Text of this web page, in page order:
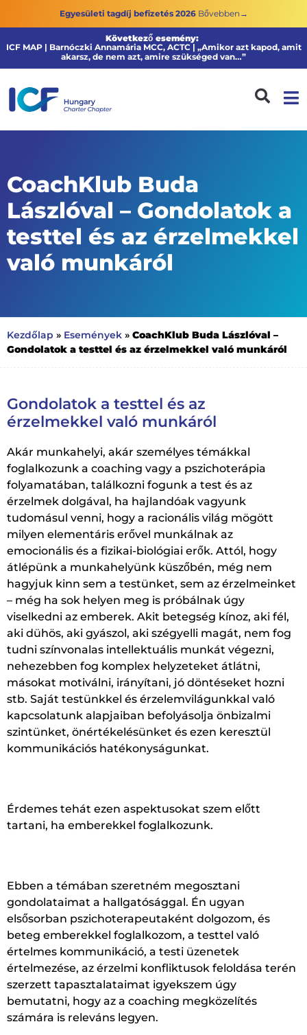
Egyesületi tagdíj befizetés 2026 Bővebben→
Következő esemény:
ICF MAP | Barnóczki Annamária MCC, ACTC | „Amikor azt kapod, amit
akarsz, de nem azt, amire szükséged van…”
CoachKlub Buda
Lászlóval – Gondolatok a
testtel és az érzelmekkel
való munkáról
Kezdőlap » Események » CoachKlub Buda Lászlóval –
Gondolatok a testtel és az érzelmekkel való munkáról
Gondolatok a testtel és az
érzelmekkel való munkáról
Akár munkahelyi, akár személyes témákkal
foglalkozunk a coaching vagy a pszichoterápia
folyamatában, találkozni fogunk a test és az
érzelmek dolgával, ha hajlandóak vagyunk
tudomásul venni, hogy a racionális világ mögött
milyen elementáris erővel munkálnak az
emocionális és a fizikai-biológiai erők. Attól, hogy
átlépünk a munkahelyünk küszőbén, még nem
hagyjuk kinn sem a testünket, sem az érzelmeinket
– még ha sok helyen meg is próbálnak úgy
viselkedni az emberek. Akit betegség kínoz, aki fél,
aki dühös, aki gyászol, aki szégyelli magát, nem fog
tudni színvonalas intellektuális munkát végezni,
nehezebben fog komplex helyzeteket átlátni,
másokat motiválni, irányítani, jó döntéseket hozni
stb. Saját testünkkel és érzelemvilágunkkal való
kapcsolatunk alapjaiban befolyásolja önbizalmi
szintünket, önértékelésünket és ezen keresztül
kommunikációs hatékonyságunkat.
Érdemes tehát ezen aspektusokat szem előtt
tartani, ha emberekkel foglalkozunk.
Ebben a témában szeretném megosztani
gondolataimat a hallgatósággal. Én ugyan
elsősorban pszichoterapeutaként dolgozom, és
beteg emberekkel foglalkozom, a testtel való
értelmes kommunikáció, a testi üzenetek
értelmezése, az érzelmi konfliktusok feloldása terén
szerzett tapasztalataimat igyekszem úgy
bemutatni, hogy az a coaching megközelítés
számára is releváns legyen.